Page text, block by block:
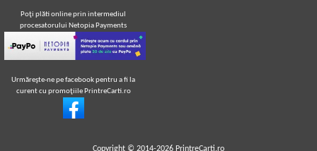
Poţi plăti online prin intermediul
procesatorului Netopia Payments
Urmăreşte-ne pe facebook pentru a fi la
curent cu promoţiile PrintreCarti.ro
Copyright © 2014-2026 PrintreCarti.ro